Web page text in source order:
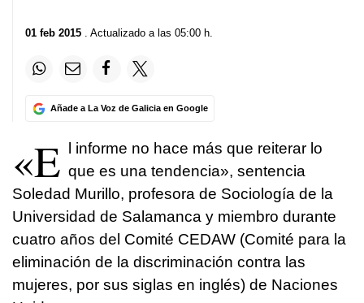
01 feb 2015 . Actualizado a las 05:00 h.
Añade a La Voz de Galicia en Google
«E
l informe no hace más que reiterar lo
que es una tendencia», sentencia
Soledad Murillo, profesora de Sociología de la
Universidad de Salamanca y miembro durante
cuatro años del Comité CEDAW (Comité para la
eliminación de la discriminación contra las
mujeres, por sus siglas en inglés) de Naciones